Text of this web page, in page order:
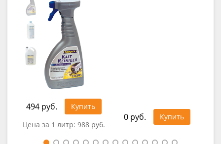
494 руб.
Купить
Цена за 1 литр: 988 руб.
0 руб. Купить